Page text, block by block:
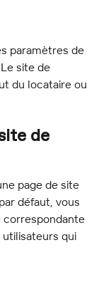
paramètres de
site de
du locataire ou
de
page de site
défaut, vous
correspondante
qui